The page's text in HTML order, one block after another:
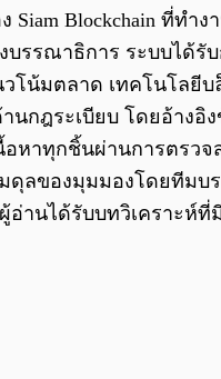
Siam Blockchain ที่ทำ
บรรณาธิการ ระบบได้รั
วโน้มตลาด เทคโนโลยีบ
นกฎระเบียบ โดยอ้างอิ
อหาทุกชิ้นผ่านการตรว
ดุลของมุมมองโดยทีมบ
อ่านได้รับบทวิเคราะห์